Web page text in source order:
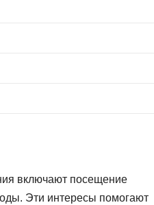
включают посещение
Эти интересы помогают